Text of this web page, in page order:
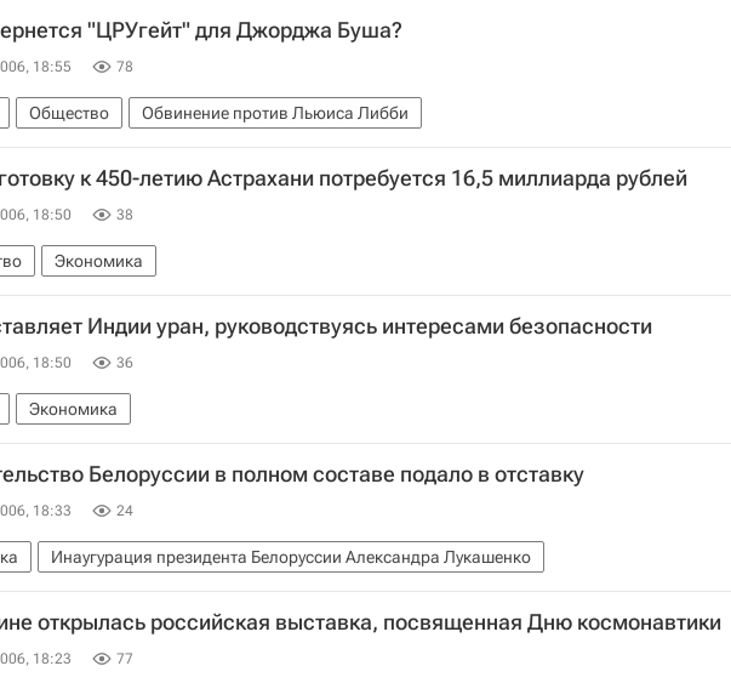
"ЦРУгейт" для Джорджа Буша?
18:55 78
Общество Обвинение против Льюиса Либби
к 450-летию Астрахани потребуется 16,5 миллиарда рублей
18:50 38
Экономика
Индии уран, руководствуясь интересами безопасности
18:50 36
Экономика
Белоруссии в полном составе подало в отставку
18:33 24
Инаугурация президента Белоруссии Александра Лукашенко
открылась российская выставка, посвященная Дню космонавтики
18:23 77